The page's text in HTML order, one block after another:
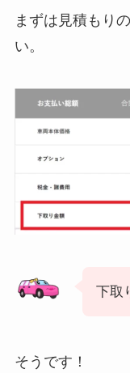
まずは見積もり
い。
下取
そうです！